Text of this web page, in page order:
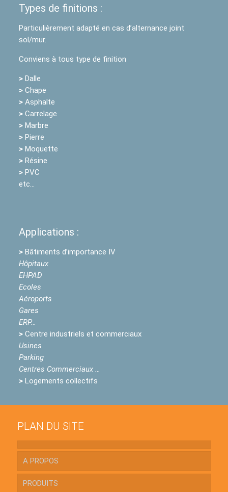
Types de finitions :
Particulièrement adapté en cas d’alternance joint
sol/mur.
Conviens à tous type de finition
> Dalle
> Chape
> Asphalte
> Carrelage
> Marbre
> Pierre
> Moquette
> Résine
> PVC
etc…
Applications :
> Bâtiments d’importance IV
Hôpitaux
EHPAD
Ecoles
Aéroports
Gares
ERP…
> Centre industriels et commerciaux
Usines
Parking
Centres Commerciaux …
> Logements collectifs
PLAN DU SITE
A PROPOS
PRODUITS